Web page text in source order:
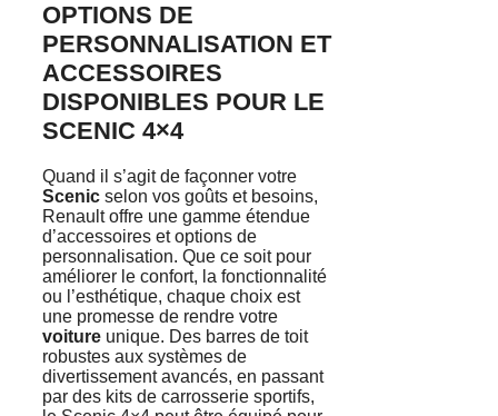
OPTIONS DE
PERSONNALISATION ET
ACCESSOIRES
DISPONIBLES POUR LE
SCENIC 4×4
Quand il s’agit de façonner votre
Scenic selon vos goûts et besoins,
Renault offre une gamme étendue
d’accessoires et options de
personnalisation. Que ce soit pour
améliorer le confort, la fonctionnalité
ou l’esthétique, chaque choix est
une promesse de rendre votre
voiture unique. Des barres de toit
robustes aux systèmes de
divertissement avancés, en passant
par des kits de carrosserie sportifs,